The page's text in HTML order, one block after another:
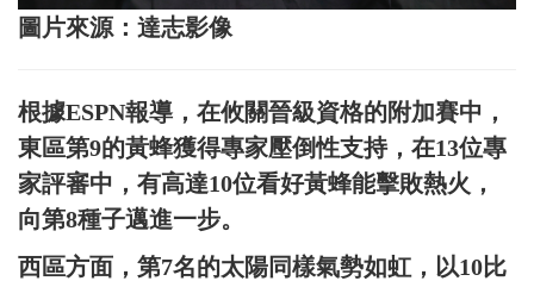
圖片來源：達志影像
根據ESPN報導，在攸關晉級資格的附加賽中，
東區第9的黃蜂獲得專家壓倒性支持，在13位專
家評審中，有高達10位看好黃蜂能擊敗熱火，
向第8種子邁進一步。
西區方面，第7名的太陽同樣氣勢如虹，以10比